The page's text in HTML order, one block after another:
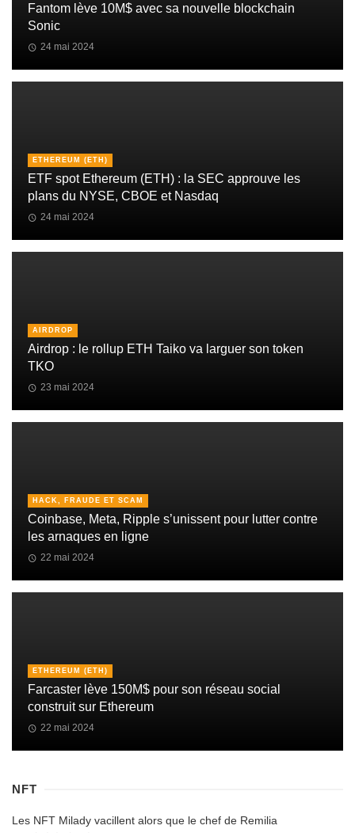
Fantom lève 10M$ avec sa nouvelle blockchain
Sonic
24 mai 2024
ETHEREUM (ETH)
ETF spot Ethereum (ETH) : la SEC approuve les
plans du NYSE, CBOE et Nasdaq
24 mai 2024
AIRDROP
Airdrop : le rollup ETH Taiko va larguer son token
TKO
23 mai 2024
HACK, FRAUDE ET SCAM
Coinbase, Meta, Ripple s’unissent pour lutter contre
les arnaques en ligne
22 mai 2024
ETHEREUM (ETH)
Farcaster lève 150M$ pour son réseau social
construit sur Ethereum
22 mai 2024
NFT
Les NFT Milady vacillent alors que le chef de Remilia